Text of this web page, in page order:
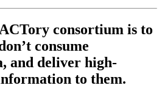
consortium is to
consume
and deliver high-
to them.